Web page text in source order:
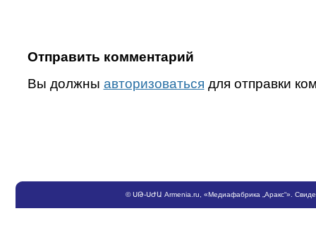
Отправить комментарий
Вы должны авторизоваться для отправки
©ՍԹ-ՍԺԱ Armenia.ru , «Медиафабрика „Аракс“».